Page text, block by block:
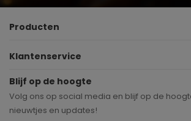
Producten
Klantenservice
Blijf op de hoogte
Volg ons op social media en blijf op de
nieuwtjes en updates!